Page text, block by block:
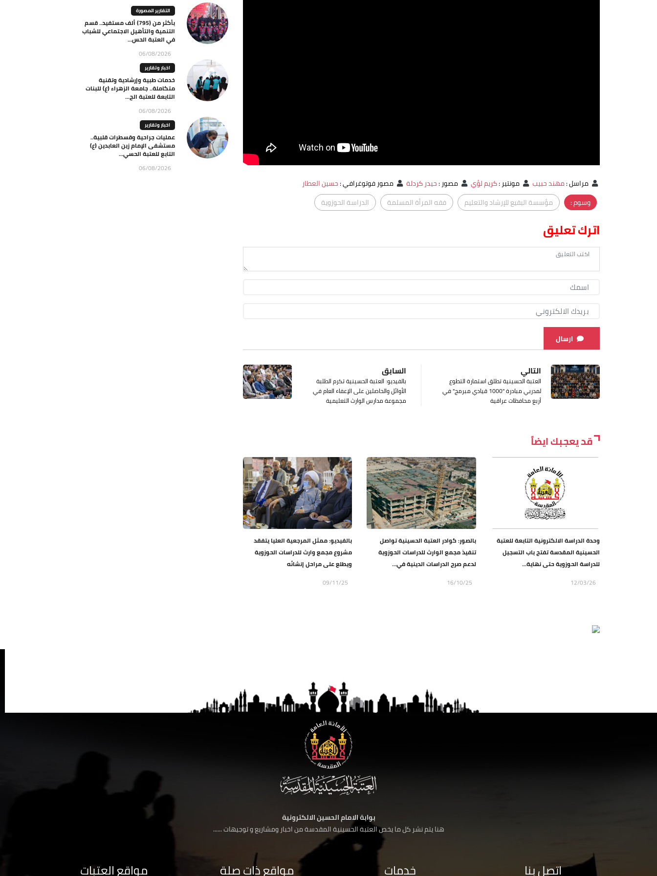
مراسل:مهند حبيب مونتير:كريم لؤي مصور:حيدر كردلة مصور فوتوغرافي:حسين العطار
وسوم :
مؤسسة البقيع للإرشاد والتعليم فقه المرأة المسلمة الدراسة الحوزوية
اترك تعليق
ارسال
السابق
بالفيديو: العتبة الحسينية تكرم الطلبة
الأوائل والحاصلين على الإعفاء العام في
مجموعة مدارس الوارث التعليمية
التالي
العتبة الحسينية تطلق استمارة التطوع
لمدربي مبادرة "1000 قيادي مبرمج" في
أربع محافظات عراقية
قد يعجبك ايضاً
وحدة الدراسة الالكترونية التابعة للعتبة
الحسينية المقدسة تفتح باب التسجيل
للدراسة الحوزوية حتى نهاية...
12/03/26
بالصور: كوادر العتبة الحسينية تواصل
تنفيذ مجمع الوارث للدراسات الحوزوية
لدعم صرح الدراسات الدينية في...
16/10/25
بالفيديو: ممثل المرجعية العليا يتفقد
مشروع مجمع وارث للدراسات الحوزوية
ويطلع على مراحل إنشائه
09/11/25
التقارير المصورة
بأكثر من (795) ألف مستفيد.. قسم
التنمية والتأهيل الاجتماعي للشباب
في العتبة الحس...
06/08/2026
اخبار وتقارير
خدمات طبية وإرشادية وتقنية
متكاملة.. جامعة الزهراء (ع) للبنات
التابعة للعتبة الح...
06/08/2026
اخبار وتقارير
عمليات جراحية وقسطرات قلبية..
مستشفى الإمام زين العابدين (ع)
التابع للعتبة الحسي...
06/08/2026
بوابة الامام الحسين الالكترونية
هنا يتم نشر كل ما يخص العتبة الحسينية المقدسة من اخبار ومشاريع و توجيهات ......
اتصل بنا خدمات مواقع ذات صلة مواقع العتبات